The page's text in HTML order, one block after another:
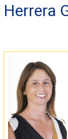
Herrera